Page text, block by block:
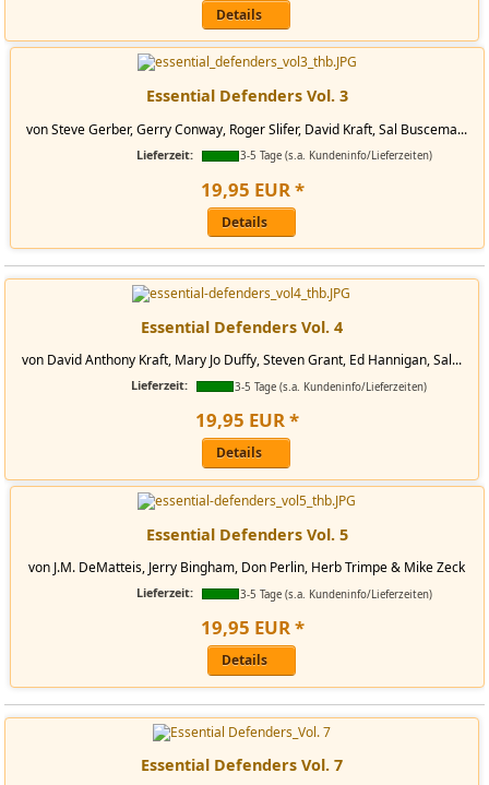
Details
Essential Defenders Vol. 3
von Steve Gerber, Gerry Conway, Roger Slifer, David Kraft, Sal Buscema...
Lieferzeit: 3-5 Tage (s.a. Kundeninfo/Lieferzeiten)
19,95 EUR*
Details
Essential Defenders Vol. 4
von David Anthony Kraft, Mary Jo Duffy, Steven Grant, Ed Hannigan, Sal...
Lieferzeit: 3-5 Tage (s.a. Kundeninfo/Lieferzeiten)
19,95 EUR*
Details
Essential Defenders Vol. 5
von J.M. DeMatteis, Jerry Bingham, Don Perlin, Herb Trimpe & Mike Zeck
Lieferzeit: 3-5 Tage (s.a. Kundeninfo/Lieferzeiten)
19,95 EUR*
Details
Essential Defenders Vol. 7